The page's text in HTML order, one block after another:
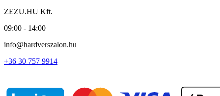
ZEZU.HU Kft.
09:00 - 14:00
info@hardverszalon.hu
+36 30 757 9914